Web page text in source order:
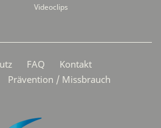
Videoclips
FAQ
Kontakt
Prävention / Missbrauch